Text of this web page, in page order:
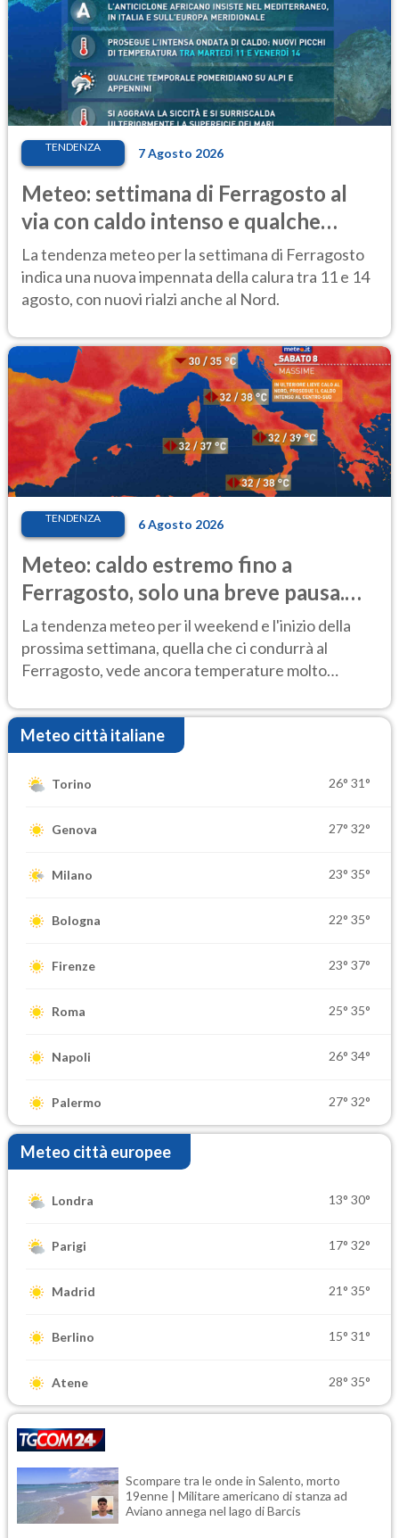
TENDENZA 7 Agosto 2026
Meteo: settimana di Ferragosto al
via con caldo intenso e qualche
temporale
La tendenza meteo per la settimana di Ferragosto
indica una nuova impennata della calura tra 11 e 14
agosto, con nuovi rialzi anche al Nord.
TENDENZA 6 Agosto 2026
Meteo: caldo estremo fino a
Ferragosto, solo una breve pausa.
Ecco dove
La tendenza meteo per il weekend e l'inizio della
prossima settimana, quella che ci condurrà al
Ferragosto, vede ancora temperature molto
Meteo città italiane
Torino 26° 31°
Genova 27° 32°
Milano 23° 35°
Bologna 22° 35°
Firenze 23° 37°
Roma 25° 35°
Napoli 26° 34°
Palermo 27° 32°
Meteo città europee
Londra 13° 30°
Parigi 17° 32°
Madrid 21° 35°
Berlino 15° 31°
Atene 28° 35°
Scompare tra le onde in Salento, morto
19enne | Militare americano di stanza ad
Aviano annega nel lago di Barcis